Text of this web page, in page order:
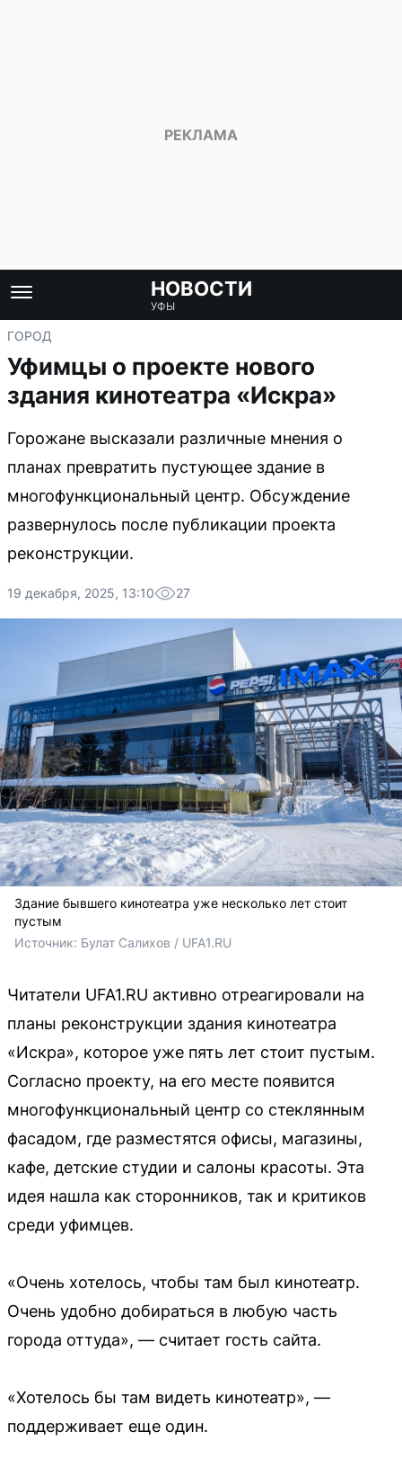
НОВОСТИ
УФЫ
ГОРОД
Уфимцы о проекте нового
здания кинотеатра «Искра»
Горожане высказали различные мнения о
планах превратить пустующее здание в
многофункциональный центр. Обсуждение
развернулось после публикации проекта
реконструкции.
19 декабря, 2025, 13:10 27
Здание бывшего кинотеатра уже несколько лет стоит
пустым
Источник: Булат Салихов / UFA1.RU
Читатели UFA1.RU активно отреагировали на
планы реконструкции здания кинотеатра
«Искра», которое уже пять лет стоит пустым.
Согласно проекту, на его месте появится
многофункциональный центр со стеклянным
фасадом, где разместятся офисы, магазины,
кафе, детские студии и салоны красоты. Эта
идея нашла как сторонников, так и критиков
среди уфимцев.
«Очень хотелось, чтобы там был кинотеатр.
Очень удобно добираться в любую часть
города оттуда», — считает гость сайта.
«Хотелось бы там видеть кинотеатр», —
поддерживает еще один.